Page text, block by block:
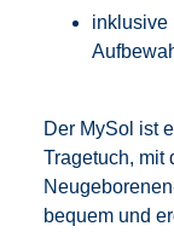
inklusive
Der MySol ist
Tragetuch, mit
bequem und